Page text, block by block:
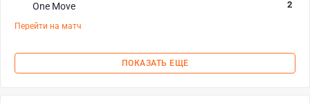
One Move
2
Перейти на матч
ПОКАЗАТЬ ЕЩЕ